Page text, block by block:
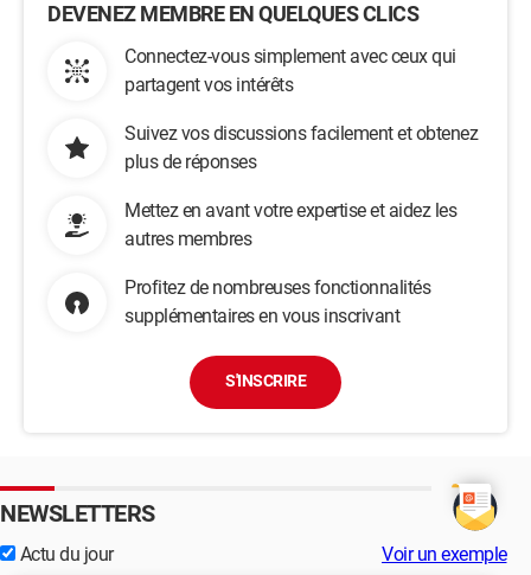
DEVENEZ MEMBRE EN QUELQUES CLICS
Connectez-vous simplement avec ceux qui
partagent vos intérêts
Suivez vos discussions facilement et obtenez
plus de réponses
Mettez en avant votre expertise et aidez les
autres membres
Profitez de nombreuses fonctionnalités
supplémentaires en vous inscrivant
S'INSCRIRE
NEWSLETTERS
Actu du jour Voir un exemple